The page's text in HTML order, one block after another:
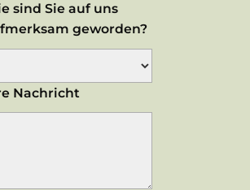
sind Sie auf uns
geworden?
Nachricht